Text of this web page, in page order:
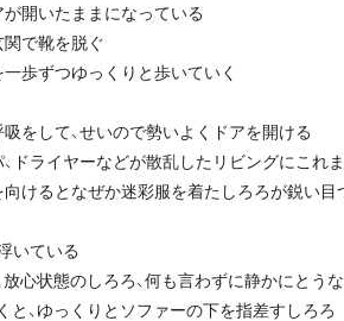
開いたままになっている
関で靴を脱ぐ
歩ずつゆっくりと歩いていく
をして、せいので勢いよくドアを開ける
ドライヤーなどが散乱したリビングにこれ
向けるとなぜか迷彩服を着たしろろが鋭い
いている
放心状態のしろろ、何も言わずに静かにとうな
と、ゆっくりとソファーの下を指差すしろろ